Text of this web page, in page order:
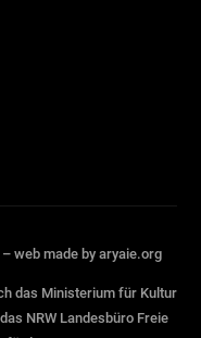
web made by aryaie.org
das Ministerium für Kultur
NRW Landesbüro Freie